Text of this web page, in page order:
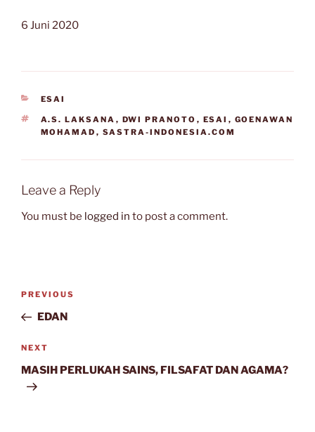
6 Juni 2020
CATEGORIES
ESAI
TAGS
A.S. LAKSANA , DWI PRANOTO , ESAI , GOENAWAN
MOHAMAD , SASTRA-INDONESIA.COM
Leave a Reply
You must be logged in to post a comment.
Post
Previous
Post
PREVIOUS
EDAN
Next
Post
NEXT
MASIH PERLUKAH SAINS, FILSAFAT DAN AGAMA?